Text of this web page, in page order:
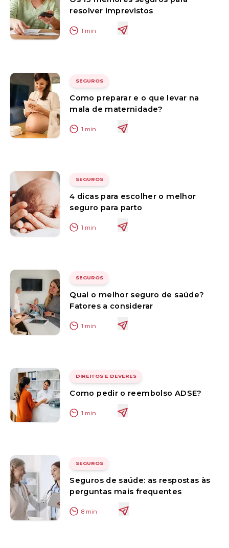
resolver imprevistos
1 min
SEGUROS
Como preparar e o que levar na
mala de maternidade?
1 min
SEGUROS
4 dicas para escolher o melhor
seguro para parto
1 min
SEGUROS
Qual o melhor seguro de saúde?
Fatores a considerar
1 min
DIREITOS E DEVERES
Como pedir o reembolso ADSE?
1 min
SEGUROS
Seguros de saúde: as respostas às
perguntas mais frequentes
8 min